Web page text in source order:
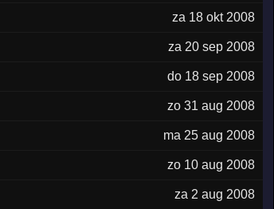
za 18 okt 2008
za 20 sep 2008
do 18 sep 2008
zo 31 aug 2008
ma 25 aug 2008
zo 10 aug 2008
za 2 aug 2008